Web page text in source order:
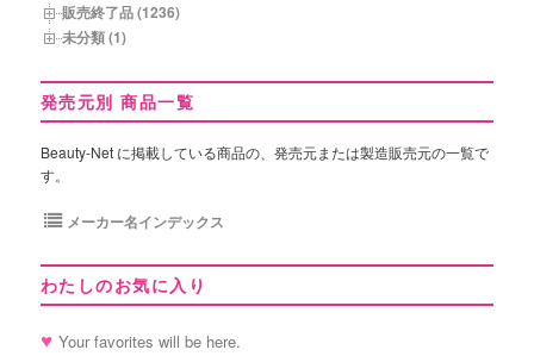
販売終了品 (1236)
未分類 (1)
発売元別 商品一覧
Beauty-Net に掲載している商品の、発売元または製造販売元の一覧で
す。
メーカー名インデックス
わたしのお気に入り
Your favorites will be here.